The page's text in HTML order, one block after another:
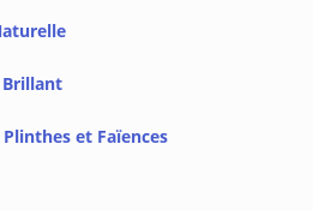
et Faïences